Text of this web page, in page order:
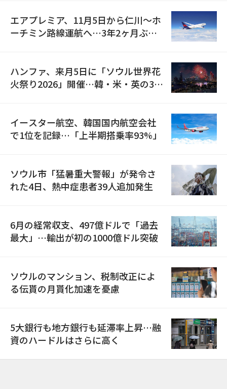
エアプレミア、11月5日から仁川〜ホ
ーチミン路線運航へ…3年2ヶ月ぶり
ハンファ、来月5日に「ソウル世界花
火祭り2026」開催…韓・米・英の3カ
イースター航空、韓国国内航空会社
で1位を記録…「上半期搭乗率93%」
ソウル市「猛暑重大警報」が発令さ
れた4日、熱中症患者39人追加発生
6月の経常収支、497億ドルで「過去
最大」…輸出が初の1000億ドル突破
ソウルのマンション、税制改正によ
る伝貰の月貰化加速を憂慮
5大銀行も地方銀行も延滞率上昇…融
資のハードルはさらに高く